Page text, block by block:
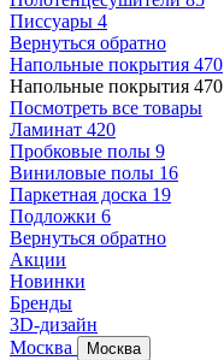
Писсуары 4
Вернуться обратно
Напольные покрытия 470
Напольные покрытия 470
Посмотреть все товары
Ламинат 420
Пробковые полы 9
Виниловые полы 16
Паркетная доска 19
Подложки 6
Вернуться обратно
Акции
Новинки
Бренды
3D-дизайн
Москва
Москва